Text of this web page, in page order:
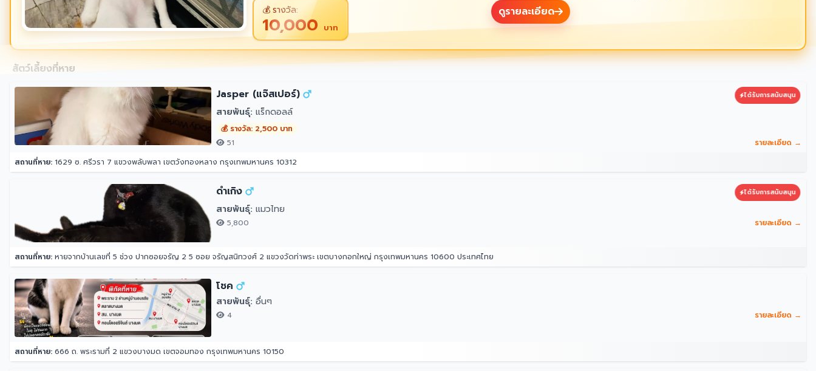
💰 รางวัล:
10,000 บาท
ดูรายละเอียด
สัตว์เลี้ยงที่หาย
Jasper (แจ๊สเปอร์)
ได้รับการสนับสนุน
สายพันธุ์: แร็กดอลล์
💰 รางวัล: 2,500 บาท
51
รายละเอียด →
สถานที่หาย: 1629 ซ. ศรีวรา 7 แขวงพลับพลา เขตวังทองหลาง กรุงเทพมหานคร 10312
ดำเกิง ได้รับการสนับสนุน
สายพันธุ์: แมวไทย
5,800 รายละเอียด →
สถานที่หาย: หายจากบ้านเลขที่ 5 ช่วง ปากซอยจรัญ 2 5 ซอย จรัญสนิทวงศ์ 2 แขวงวัดท่าพระ เขตบางกอกใหญ่ กรุงเทพมหานคร 10600 ประเทศไทย
โชค
สายพันธุ์: อื่นๆ
4 รายละเอียด →
สถานที่หาย: 666 ถ. พระรามที่ 2 แขวงบางมด เขตจอมทอง กรุงเทพมหานคร 10150